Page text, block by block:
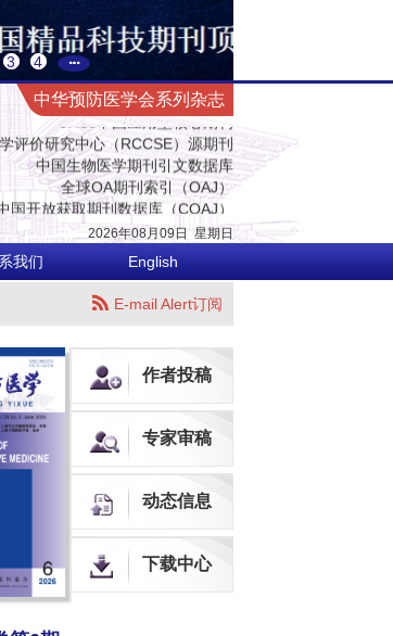
3 4
中华预防医学会系列杂志
预防医学与卫生学高质量科技期刊
期刊（中国科技论文统计源期刊）
CACJ中国应用型核心期刊
评价研究中心（RCCSE）源期刊
中国生物医学期刊引文数据库
全球OA期刊索引（OAJ）
国开放获取期刊数据库（COAJ）
典开放获取期刊数据库（DOAJ）
荷兰Scopus数据库
美国EBSCO数据库
美国化学文摘数据库（CA）
指南（网络版）（Ulrich's Web）
数据库（ICI World of Journals）
科学技术振兴机构数据库（JST）
学术出版中心数据库（EuroPub）
亚洲科学引文索引（ASCI）
太平洋地区医学索引（WPRIM）
预防医学与卫生学高质量科技期刊
刊（中国科技论文统计源期刊）
CACJ中国应用型核心期刊
评价研究中心（RCCSE）源期刊
中国生物医学期刊引文数据库
全球OA期刊索引（OAJ）
国开放获取期刊数据库（COAJ）
2026年08月09日星期日
我们 English
E-mail Alert订阅
作者投稿
专家审稿
动态信息
下载中心